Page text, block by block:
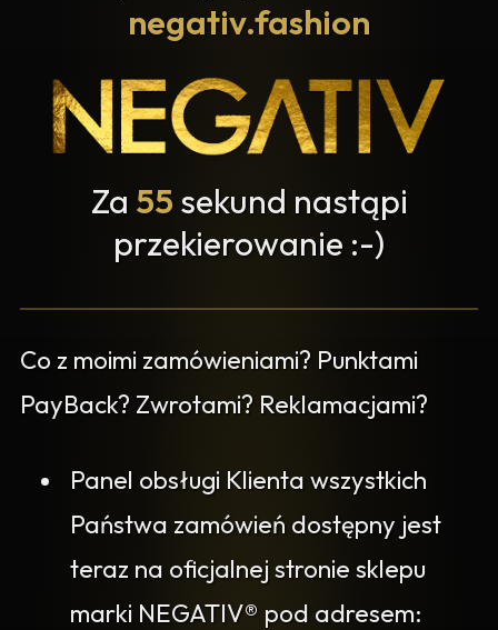
negativ.fashion
Za 55 sekund nastąpi
przekierowanie :-)
Co z moimi zamówieniami? Punktami
PayBack? Zwrotami? Reklamacjami?
Panel obsługi Klienta wszystkich
Państwa zamówień dostępny jest
teraz na oficjalnej stronie sklepu
marki NEGATIV® pod adresem: